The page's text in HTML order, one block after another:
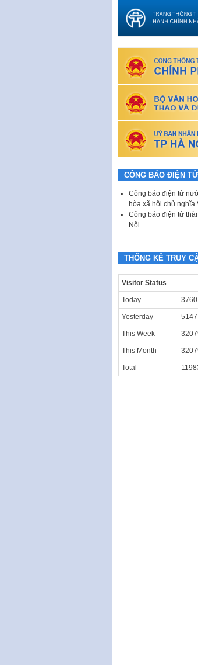
CÔNG BÁO ĐIỆN TỬ
Công báo điện tử
hòa xã hội chủ nghĩa
Công báo điện tử
Nội
THỐNG KÊ TRUY
Visitor Status
Today 3760
Yesterday 5147
This Week
This Month
Total